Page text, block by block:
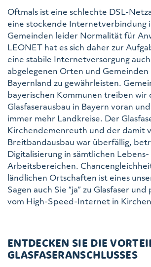
Oftmals ist eine schlechte DSL-
eine stockende Internetverbindung
Gemeinden leider Normalität für
LEONET hat es sich daher zur
eine stabile Internetversorgung
abgelegenen Orten und Gemeinden
Bayernland zu gewährleisten.
bayerischen Kommunen treiben wir
Glasfaserausbau in Bayern voran
immer mehr Landkreise. Der
Kirchendemenreuth und der damit
Breitbandausbau war überfällig,
Digitalisierung in sämtlichen
Arbeitsbereichen.
ländlichen Ortschaften ist eines
Sagen auch Sie “ja” zu Glasfaser
vom High-Speed-Internet in
ENTDECKEN SIE DIE
GLASFASERANSCHLUSSES